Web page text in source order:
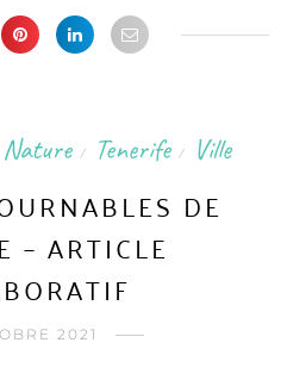
Nature / Tenerife / Ville
DE
– ARTICLE
2021